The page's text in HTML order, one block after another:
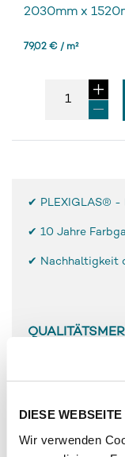
DIESE
Wir verwenden
2030mm x
79,02 € / m²
✔ PLEXIGLAS® -
✔ 10 Jahre
✔ Nachhaltigkeit
UV-